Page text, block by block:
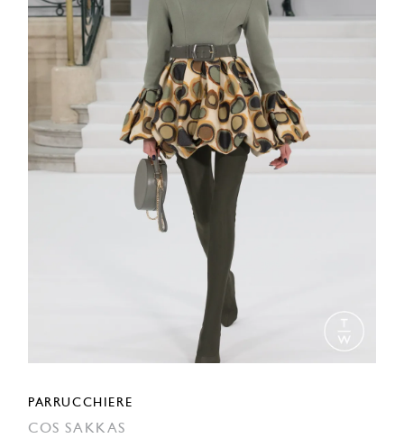
PARRUCCHIERE
COS SAKKAS